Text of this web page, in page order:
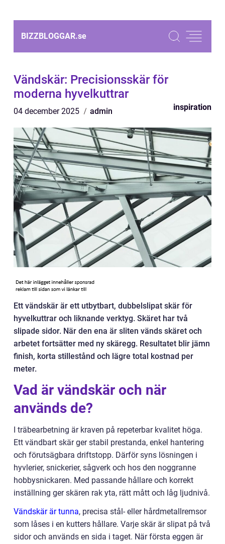
BIZZBLOGGAR.se
Vändskär: Precisionsskär för
moderna hyvelkuttrar
04 december 2025 admin inspiration
Ett vändskär är ett utbytbart, dubbelslipat skär för
hyvelkuttrar och liknande verktyg. Skäret har två
slipade sidor. När den ena är sliten vänds skäret och
arbetet fortsätter med ny skäregg. Resultatet blir jämn
finish, korta stillestånd och lägre total kostnad per
meter.
Vad är vändskär och när
används de?
I träbearbetning är kraven på repeterbar kvalitet höga.
Ett vändbart skär ger stabil prestanda, enkel hantering
och förutsägbara driftstopp. Därför syns lösningen i
hyvlerier, snickerier, sågverk och hos den noggranne
hobbysnickaren. Med passande hållare och korrekt
inställning ger skären rak yta, rätt mått och låg ljudnivå.
Vändskär är tunna, precisa stål- eller hårdmetallremsor
som låses i en kutters hållare. Varje skär är slipat på två
sidor och används en sida i taget. När första eggen är